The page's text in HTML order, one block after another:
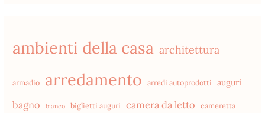
ambienti della casa architettura
armadio arredamento arredi autoprodotti auguri
bagno bianco biglietti auguri camera da letto cameretta